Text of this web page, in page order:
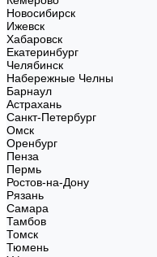
Новосибирск
Ижевск
Хабаровск
Екатеринбург
Челябинск
Набережные Челны
Барнаул
Астрахань
Санкт-Петербург
Омск
Оренбург
Пенза
Пермь
Ростов-на-Дону
Рязань
Самара
Тамбов
Томск
Тюмень